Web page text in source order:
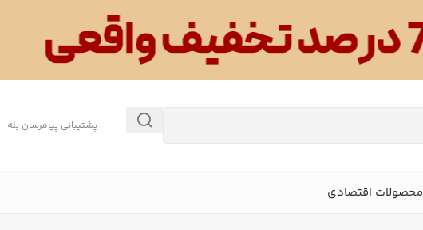
پشتیبانی پیامرسان بله:
محصولات اقتصادی